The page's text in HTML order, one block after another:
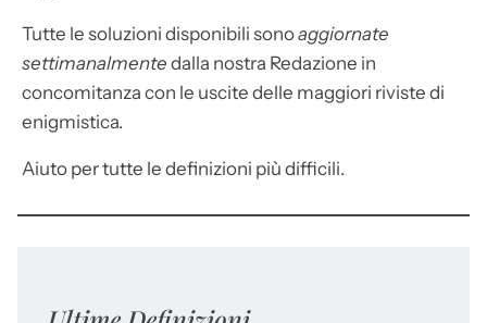
Tutte le soluzioni disponibili sonoaggiornate
settimanalmente dalla nostra Redazione in
concomitanza con le uscite delle maggiori riviste di
enigmistica.
Aiuto per tutte le definizioni più difficili.